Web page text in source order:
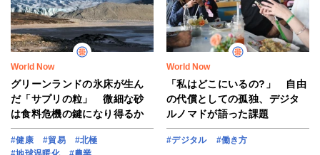
World Now
グリーンランドの氷床が生ん
だ「サプリの粒」 微細な砂
は食料危機の鍵になり得るか
#健康 #貿易
#北極
World Now
「私はどこにいるの?」 自由
の代償としての孤独、デジタ
ルノマドが語った課題
#デジタル #働き方